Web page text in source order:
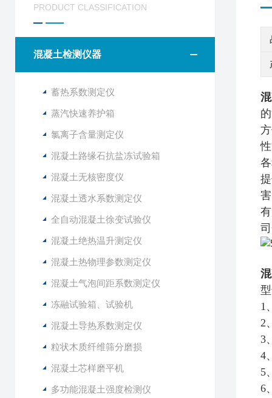
PRODUCT CLASSIFICATION
混凝土检测仪器
蓄热系数测定仪
蒸汽快速养护箱
氯离子含量测定仪
混凝土路缘石抗盐冻试验箱
混凝土无核密度仪
混凝土透水系数测定仪
全自动混凝土徐变试验仪
混凝土绝热温升测定仪
混凝土热物理参数测定仪
混凝土气泡间距系数测定仪
冻融试验箱、试验机
混凝土导热系数测定仪
粒状木质纤维筛分磨损
混凝土芯样磨平机
多功能混凝土强度检测仪
1
2
3
4
5
6